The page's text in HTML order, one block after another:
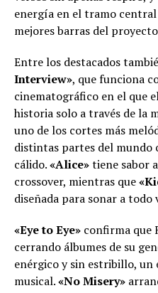
energía en el tramo central
mejores barras del
Entre los destacados
Interview», que funciona
cinematográfico en el que
historia solo a través de la
uno de los cortes más
distintas partes del mundo
cálido.«Alice»tiene sabor
crossover, mientras que
diseñada para sonar a todo
«Eye to Eye» confirma que
cerrando álbumes de su
enérgico y sin estribillo, un
musical.«No Misery»